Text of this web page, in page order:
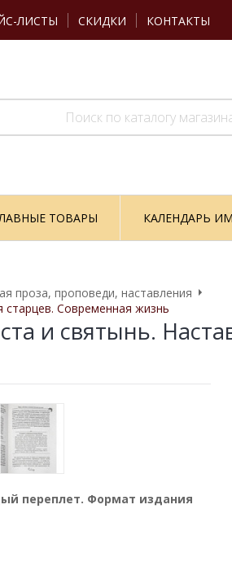
ЛИСТЫ СКИДКИ КОНТАКТЫ
ТОВАРЫ КАЛЕНДАРЬ
проза, проповеди, наставления
Современная жизнь
и святынь.
переплет. Формат издания